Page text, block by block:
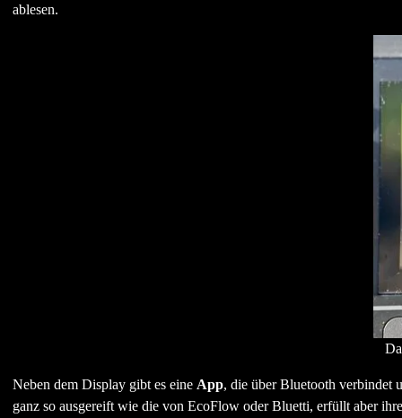
ablesen.
Neben dem Display gibt es eine App, die über Bluetooth verbindet
ganz so ausgereift wie die von EcoFlow oder Bluetti, erfüllt aber